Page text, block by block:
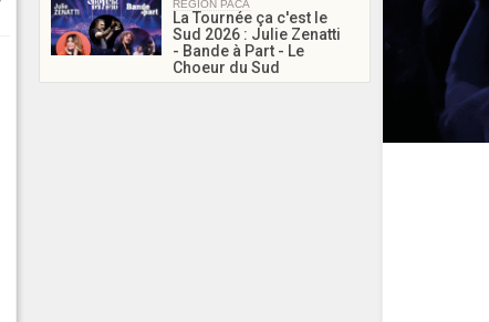
RÉGION PACA
La Tournée ça c'est le
Sud 2026 : Julie Zenatti
- Bande à Part - Le
Choeur du Sud